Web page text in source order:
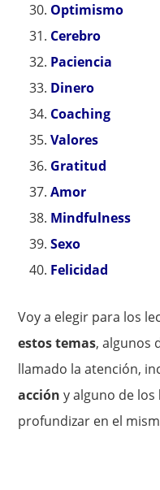
Optimismo
Cerebro
Paciencia
Dinero
Coaching
Valores
Gratitud
Amor
Mindfulness
Sexo
Felicidad
Voy a elegir para los
estos temas, algunos
llamado la atención,
acción y alguno de los
profundizar en el